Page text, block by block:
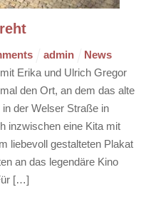
admin
News
Erika und Ulrich Gregor
den Ort, an dem das alte
der Welser Straße in
inzwischen eine Kita mit
liebevoll gestalteten Plakat
an das legendäre Kino
[…]